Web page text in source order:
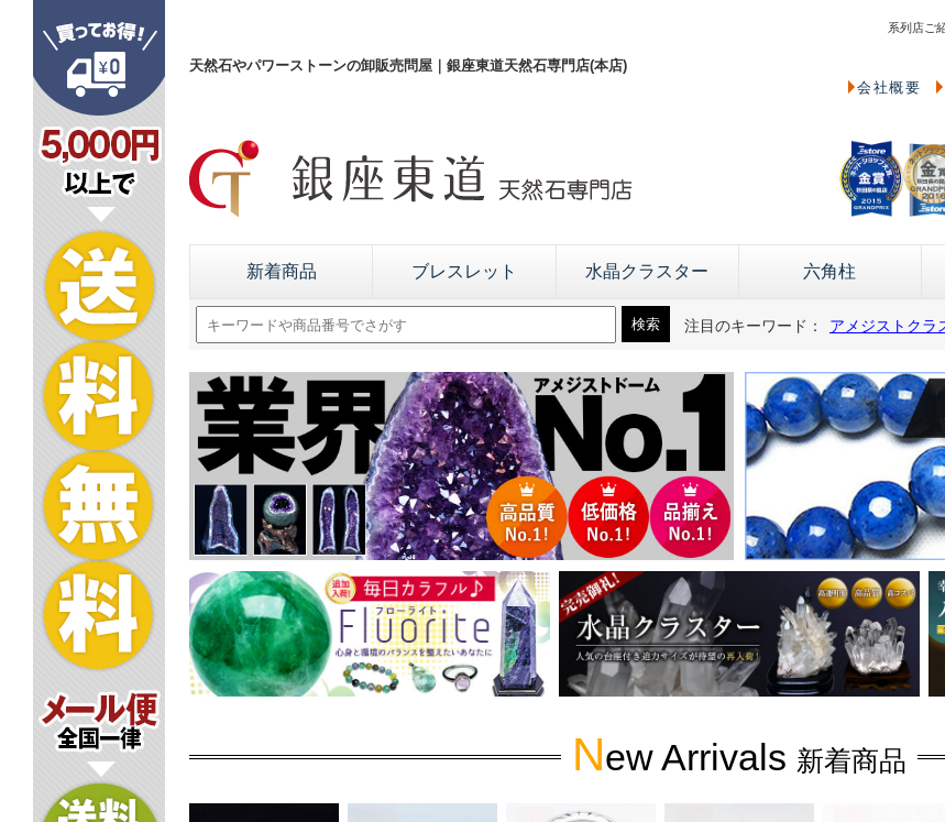
天然石やパワーストーンの卸販売問屋｜銀座東道天然石専門店(本店)
系列店ご
会社概要
新着商品 ブレスレット 水晶クラスター 六角柱
注目のキーワード： アメジストクラ